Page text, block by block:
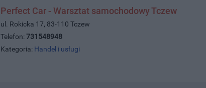
Perfect Car - Warsztat samochodowy Tczew
ul. Rokicka 17, 83-110 Tczew
Telefon:731548948
Kategoria: Handel i usługi